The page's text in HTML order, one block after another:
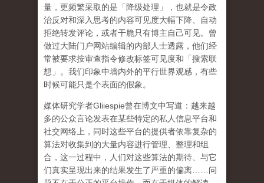
量，更频繁采取的是「降级处理」，也就是令政
治反对和深入思考的内容可见度大幅下降、自动
拒绝转发评论，或者干脆只有博主自己可见。曾
做过大陆门户网站编辑的内部人士透露，他们经
常被要求按审查指令修改标签可见度和「搜索联
想」。 我们印象中墙内外的平行世界观感，有些
时候可能只是个表面的假象。
媒体研究学者Gliiespie曾在博文中写道：越来越
多的公众言论发表在某些特定的私人信息平台和
社交网络上，同时这些平台的提供者依靠复杂的
算法对收集到的大量内容进行管理、整理和组
合，这一过程中，人们对这些算法的期待、与它
们真实呈现出来的结果发生了严重的偏离
问